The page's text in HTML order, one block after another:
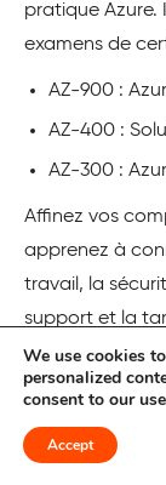
pratique Azure.
examens de
AZ-900 :
AZ-400 :
AZ-300 :
Affinez vos
apprenez à
travail, la
support et la
outre, vous
préparer au
Il existe 4 tests
We use cookies
personalized
consent to our
Accept